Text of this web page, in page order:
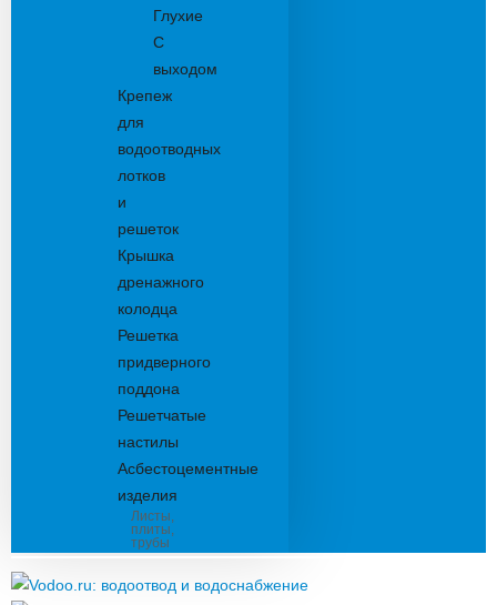
Глухие
С
выходом
Крепеж
для
водоотводных
лотков
и
решеток
Крышка
дренажного
колодца
Решетка
придверного
поддона
Решетчатые
настилы
Асбестоцементные
изделия
Листы,
плиты,
трубы